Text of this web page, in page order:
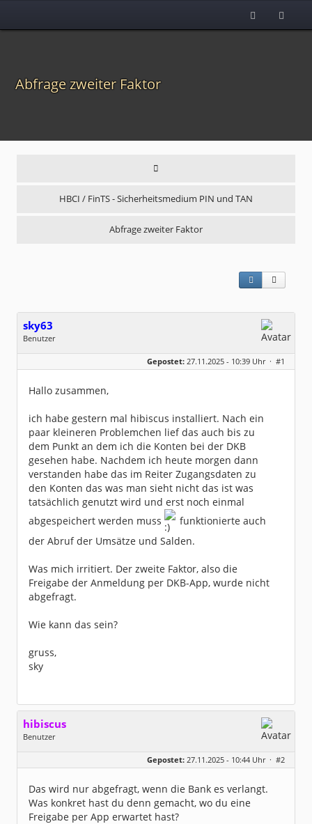
Abfrage zweiter Faktor
HBCI / FinTS - Sicherheitsmedium PIN und TAN
Abfrage zweiter Faktor
sky63
Benutzer
Geschlecht:
keine Angabe
Dabei seit:
11 / 2025
Gepostet: 27.11.2025 - 10:39 Uhr · #1
Hallo zusammen,
ich habe gestern mal hibiscus installiert. Nach ein
paar kleineren Problemchen lief das auch bis zu
dem Punkt an dem ich die Konten bei der DKB
gesehen habe. Nachdem ich heute morgen dann
verstanden habe das im Reiter Zugangsdaten zu
den Konten das was man sieht nicht das ist was
tatsächlich genutzt wird und erst noch einmal
abgespeichert werden muss
funktionierte auch
der Abruf der Umsätze und Salden.
Was mich irritiert. Der zweite Faktor, also die
Freigabe der Anmeldung per DKB-App, wurde nicht
abgefragt.
Wie kann das sein?
gruss,
sky
hibiscus
Benutzer
Homepage:
willuhn.de/
Dabei seit:
03 / 2005
Gepostet: 27.11.2025 - 10:44 Uhr · #2
Das wird nur abgefragt, wenn die Bank es verlangt.
Was konkret hast du denn gemacht, wo du eine
Freigabe per App erwartet hast?